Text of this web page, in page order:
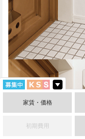
家賃・価格
初期費用